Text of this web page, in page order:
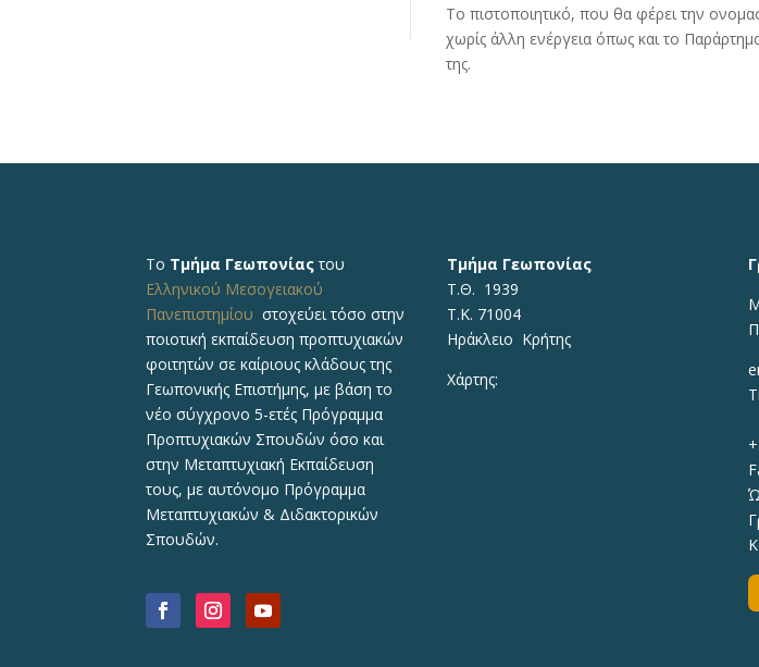
Το πιστοποιητικό, που θα φέρει την
χωρίς άλλη ενέργεια όπως και το
της.
Το Τμήμα Γεωπονίαςτου
Ελληνικού Μεσογειακού
Πανεπιστημίου στοχεύει τόσο στην
ποιοτική εκπαίδευση προπτυχιακών
φοιτητών σε καίριους κλάδους της
Γεωπονικής Επιστήμης, με βάση το
νέο σύγχρονο 5-ετές Πρόγραμμα
Προπτυχιακών Σπουδών όσο και
στην Μεταπτυχιακή Εκπαίδευση
τους, με αυτόνομο Πρόγραμμα
Μεταπτυχιακών & Διδακτορικών
Σπουδών.
Τμήμα Γεωπονίας
Τ.Θ. 1939
Τ.Κ. 71004
Ηράκλειο Κρήτης
Χάρτης: